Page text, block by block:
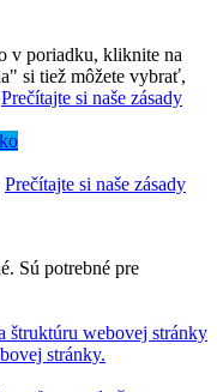
v poriadku, kliknite na
si tiež môžete vybrať,
Prečítajte si naše zásady
Prečítajte si naše zásady
Sú potrebné pre
štruktúru webovej stránky
stránky.